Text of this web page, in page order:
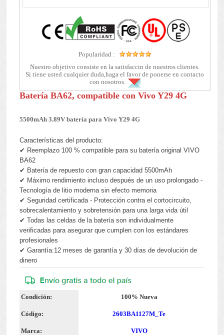
Popularidad :
Nuestro objetivo consiste en la satisfaccin de nuestros clientes.
Si tiene usted cualquier duda,haga el favor de ponerse en contacto
con nosotros.
Batería BA62, compatible con Vivo Y29 4G
5500mAh 3.89V batería para Vivo Y29 4G
Características del producto:
✔ Reemplazo 100 % compatible para su batería original VIVO
BA62
✔ Batería de repuesto con gran capacidad 5500mAh
✔ Máximo rendimiento incluso después de un uso prolongado -
Tecnología de litio moderna sin efecto memoria
✔ Seguridad certificada - Protección contra el cortocircuito,
sobrecalentamiento y sobretensión para una larga vida útil
✔ Todas las celdas de la batería son individualmente
verificadas para asegurar que cumplen con los estándares
profesionales
✔ Garantía:12 meses de garantía y 30 días de devolución de
dinero
Condición: 100% Nueva
Código: 2603BA1127M_Te
Marca: VIVO